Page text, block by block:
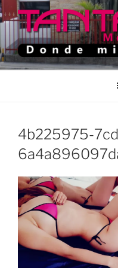
Saltar
al
contenido
TANTRA
Donde Mi Rey
4b225975-